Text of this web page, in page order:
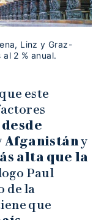
Linz y Graz-
2 % anual.
este
Afganistány
alta que la
Paul
de la
que